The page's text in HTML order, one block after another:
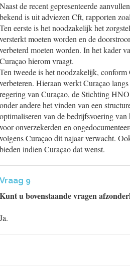
Naast de recent gepresenteerde
bekend is uit adviezen Cft, rapporten
Ten eerste is het noodzakelijk het
versterkt moeten worden en de
verbeterd moeten worden. In het kader
Curaçao hierom vraagt.
Ten tweede is het noodzakelijk,
verbeteren. Hieraan werkt Curaçao
regering van Curaçao, de Stichting
onder andere het vinden van een
optimaliseren van de bedrijfsvoering
voor onverzekerden en
volgens Curaçao dit najaar verwacht.
bieden indien Curaçao dat wenst.
Vraag 9
Kunt u bovenstaande vragen
Ja.